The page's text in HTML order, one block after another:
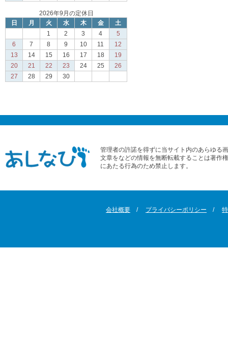
2026年9月の定休日
日
月 火 水 木 金
土
1
2 3 4
5
6
7 8 9 10 11
12
13
14 15 16 17 18
19
20
21 22 23 24 25
26
27
28 29 30
管理者の許諾を得ずに当サイト内のあらゆる
文章をなどの情報を無断転載することは著作
にあたる行為のため禁止します。
会社概要 プライバシーポリシー